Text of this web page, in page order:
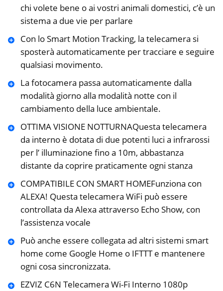
chi volete bene o ai vostri animali domestici, c’è un
sistema a due vie per parlare
Con lo Smart Motion Tracking, la telecamera si
sposterà automaticamente per tracciare e seguire
qualsiasi movimento.
La fotocamera passa automaticamente dalla
modalità giorno alla modalità notte con il
cambiamento della luce ambientale.
OTTIMA VISIONE NOTTURNAQuesta telecamera
da interno è dotata di due potenti luci a infrarossi
per l’ illuminazione fino a 10m, abbastanza
distante da coprire praticamente ogni stanza
COMPATIBILE CON SMART HOMEFunziona con
ALEXA! Questa telecamera WiFi può essere
controllata da Alexa attraverso Echo Show, con
l’assistenza vocale
Può anche essere collegata ad altri sistemi smart
home come Google Home o IFTTT e mantenere
ogni cosa sincronizzata.
EZVIZ C6N Telecamera Wi-Fi Interno 1080p